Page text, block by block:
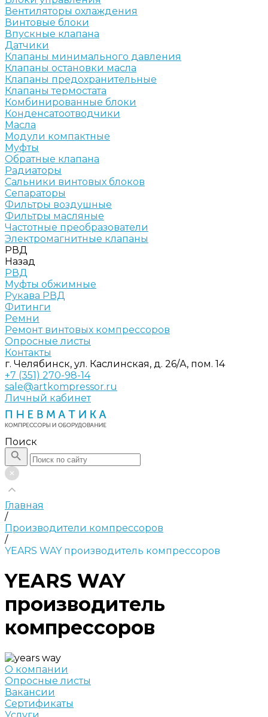
Вентиляторы охлаждения
Винтовые блоки
Впускные клапана
Датчики
Клапаны минимального давления
Клапаны остановки масла
Клапаны предохранительные
Клапаны термостата
Комбинированные блоки
Конденсатоотводчики
Масла
Модули компактные
Муфты
Обратные клапана
Радиаторы
Сальники винтовых блоков
Сепараторы
Фильтры воздушные
Фильтры масляные
Частотные преобразователи
Электромагнитные клапаны
РВД
Назад
РВД
Муфты обжимные
Рукава РВД
Фитинги
Ремни
Ремонт винтовых компрессоров
Опросные листы
Контакты
г. Челябинск, ул. Каслинская, д. 26/А, пом. 14
+7 (351) 270-98-14
sale@artkompressor.ru
Личный кабинет
Поиск
Главная
/
Производители компрессоров
/
YEARS WAY производитель компрессоров
YEARS WAY
производитель
компрессоров
О компании
Опросные листы
Вакансии
Сертификаты